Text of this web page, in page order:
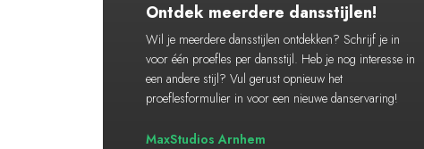
Ontdek meerdere dansstijlen!
Wil je meerdere dansstijlen ontdekken? Schrijf je in
voor één proefles per dansstijl. Heb je nog interesse in
een andere stijl? Vul gerust opnieuw het
proeflesformulier in voor een nieuwe danservaring!
MaxStudios Arnhem